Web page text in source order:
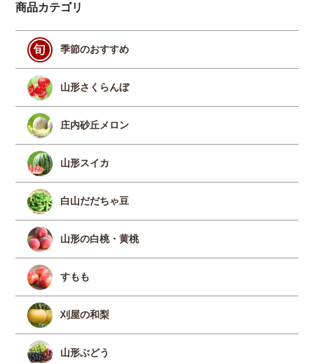
商品カテゴリ
季節のおすすめ
山形さくらんぼ
庄内砂丘メロン
山形スイカ
白山だだちゃ豆
山形の白桃・黄桃
すもも
刈屋の和梨
山形ぶどう